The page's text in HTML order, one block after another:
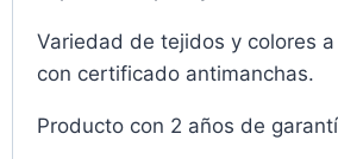
Variedad de tejidos y colores
con certificado antimanchas.
Producto con 2 años de